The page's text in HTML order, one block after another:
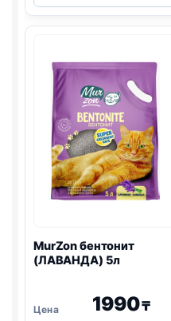
(ЛАВАНДА)
MurZonбентонит
(ЛАВАНДА) 5л
1990₸